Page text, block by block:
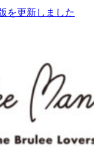
を更新しました